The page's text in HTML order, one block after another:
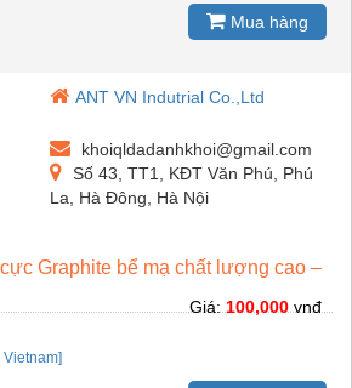
Mua hàng
ANT VN Indutrial Co.,Ltd
khoiqldadanhkhoi@gmail.com
Số 43, TT1, KĐT Văn Phú, Phú
La, Hà Đông, Hà Nội
Graphite bể mạ chất lượng cao –
Vietnam]
Giá:100,000vnđ